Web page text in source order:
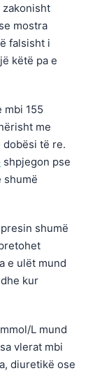
mostra
falsisht i
këtë pa e
mbi 155
me
dobësi të re.
shpjegon pse
shumë
shumë
e ulët mund
kur
L mund
vlerat mbi
diuretikë ose